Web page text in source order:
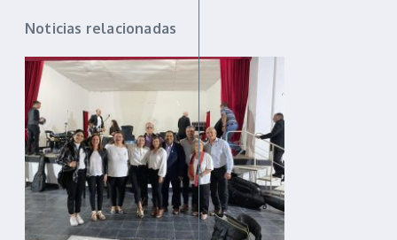
Noticias relacionadas